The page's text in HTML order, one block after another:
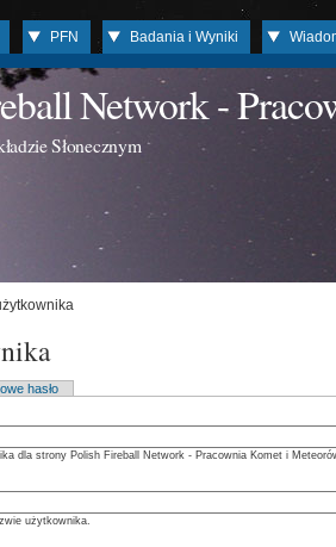
PFN Badania i Wyniki
Network -
Słonecznym
hasło
dla strony Polish Fireball Network - Pracownia Komet i
użytkownika.